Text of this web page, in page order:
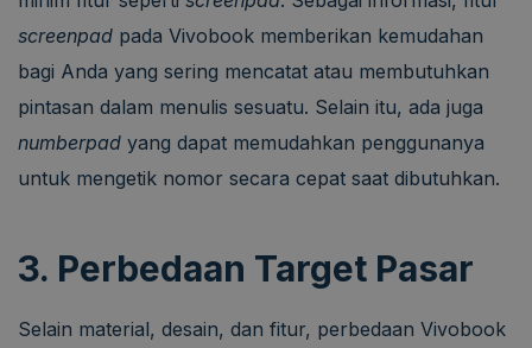
screenpad pada Vivobook memberikan kemudahan
bagi Anda yang sering mencatat atau membutuhkan
pintasan dalam menulis sesuatu. Selain itu, ada juga
numberpad yang dapat memudahkan penggunanya
untuk mengetik nomor secara cepat saat dibutuhkan.
3. Perbedaan Target Pasar
Selain material, desain, dan fitur, perbedaan Vivobook